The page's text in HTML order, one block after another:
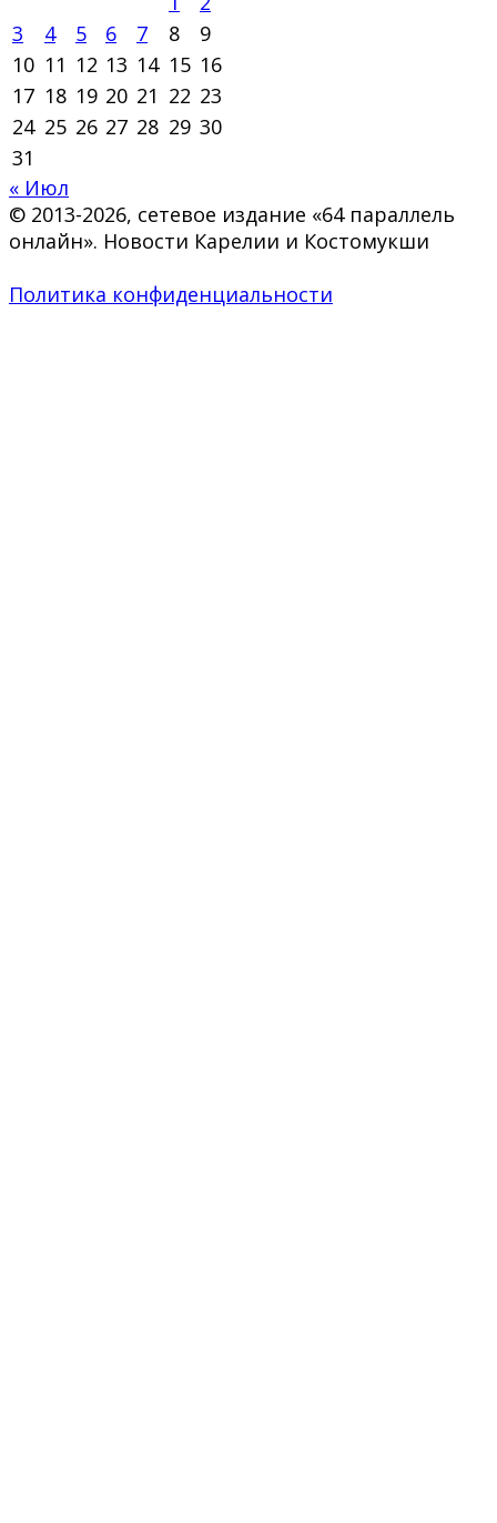
3
4 5 6 7 8
9
10 11 12 13 14 15 16
17 18 19 20 21 22 23
24 25 26 27 28 29 30
31
« Июл
© 2013-2026, сетевое издание «64 параллель
онлайн». Новости Карелии и Костомукши
Политика конфиденциальности